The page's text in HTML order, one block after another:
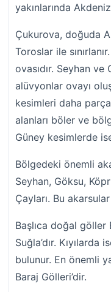
yakınlarında
Çukurova, doğuda
Toroslar ile
ovasıdır. Seyhan ve
alüvyonlar ovayı
kesimleri daha
alanları böler ve
Güney kesimlerde
Bölgedeki önemli
Seyhan, Göksu,
Çayları. Bu
Başlıca doğal göller
Suğla’dır.
bulunur. En önemli
Baraj Gölleri’dir.